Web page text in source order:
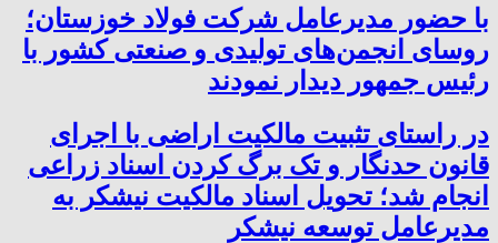
با حضور مدیرعامل شرکت فولاد خوزستان؛
روسای انجمن‌های تولیدی و صنعتی کشور با
رئیس جمهور دیدار نمودند
در راستای تثبیت مالکیت اراضی با اجرای
قانون حدنگار و تک برگ کردن اسناد زراعی
انجام شد؛ تحویل اسناد مالکیت نیشکر به
مدیرعامل توسعه نیشکر